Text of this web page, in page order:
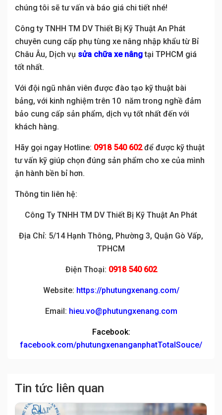
chúng tôi sẽ tư vấn và báo giá chi tiết nhé!
Công ty TNHH TM DV Thiết Bị Kỹ Thuật An Phát
chuyên cung cấp phụ tùng xe nâng nhập khẩu từ Bỉ
Châu Âu, Dịch vụ sửa chữa xe nângtại TPHCM giá
tốt nhất.
Với đội ngũ nhân viên được đào tạo kỹ thuật bài
bảng, với kinh nghiệm trên 10 năm trong nghề đảm
bảo cung cấp sản phẩm, dịch vụ tốt nhất đến với
khách hàng.
Hãy gọi ngay Hotline: 0918 540 602để được kỹ thuật
tư vấn kỹ giúp chọn đúng sản phẩm cho xe của mình
ận hành bền bỉ hơn.
Thông tin liên hệ:
Công Ty TNHH TM DV Thiết Bị Kỹ Thuật An Phát
Địa Chỉ: 5/14 Hạnh Thông, Phường 3, Quận Gò Vấp,
TPHCM
Điện Thoại: 0918 540 602
Website: https://phutungxenang.com/
Email: hieu.vo@phutungxenang.com
Facebook:
facebook.com/phutungxenanganphatTotalSouce/
Tin tức liên quan